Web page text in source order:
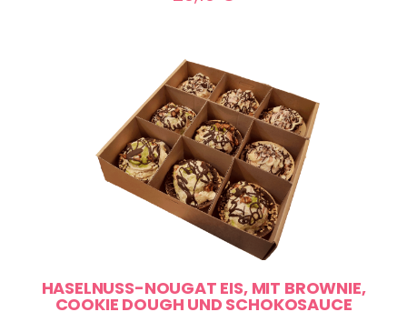
HASELNUSS-NOUGAT EIS, MIT BROWNIE,
COOKIE DOUGH UND SCHOKOSAUCE